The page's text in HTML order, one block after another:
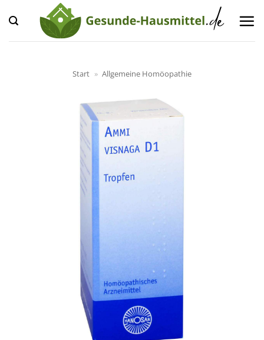
Inhalt
springen
Start » Allgemeine Homöopathie